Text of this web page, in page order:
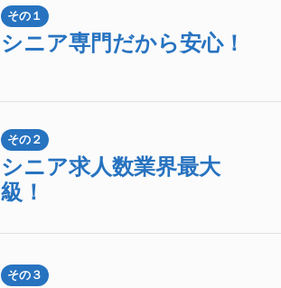
その１
シニア専門だから安心！
その２
シニア求人数業界最大
級！
その３